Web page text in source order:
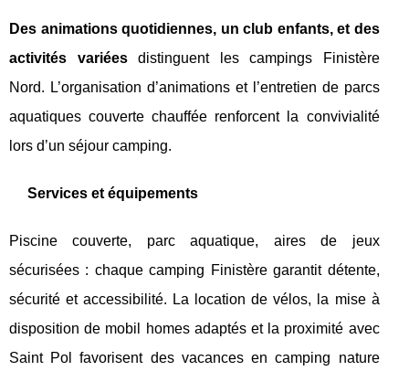
Des animations quotidiennes, un club enfants, et des
activités variéesdistinguent les campings Finistère
Nord. L’organisation d’animations et l’entretien de parcs
aquatiques couverte chauffée renforcent la convivialité
lors d’un séjour camping.
Services et équipements
Piscine couverte, parc aquatique, aires de jeux
sécurisées : chaque camping Finistère garantit détente,
sécurité et accessibilité. La location de vélos, la mise à
disposition de mobil homes adaptés et la proximité avec
Saint Pol favorisent des vacances en camping nature